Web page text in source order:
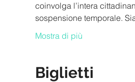
coinvolga l’intera
sospensione temporale.
Mostra di più
Biglietti